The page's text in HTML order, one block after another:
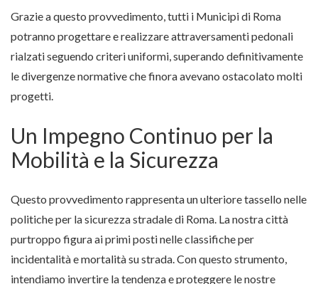
Grazie a questo provvedimento, tutti i Municipi di Roma
potranno progettare e realizzare attraversamenti pedonali
rialzati seguendo criteri uniformi, superando definitivamente
le divergenze normative che finora avevano ostacolato molti
progetti.
Un Impegno Continuo per la
Mobilità e la Sicurezza
Questo provvedimento rappresenta un ulteriore tassello nelle
politiche per la sicurezza stradale di Roma. La nostra città
purtroppo figura ai primi posti nelle classifiche per
incidentalità e mortalità su strada. Con questo strumento,
intendiamo invertire la tendenza e proteggere le nostre